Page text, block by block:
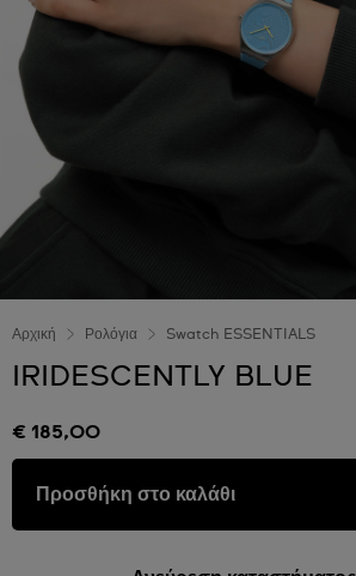
Αρχική Ρολόγια Swatch ESSENTIALS
IRIDESCENTLY BLUE
€ 185,00
Προσθήκη στο καλάθι